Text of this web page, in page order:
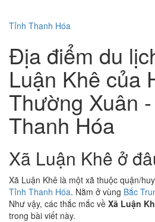
Tỉnh Thanh Hóa
Địa điểm du
Luận Khê của
Thường Xuân
Thanh Hóa
Xã Luận Khê ở
Xã Luận Khê là một xã thuộc quận/
Tỉnh Thanh Hóa. Nằm ở vùng Bắc
Như vậy, các thắc mắc về Xã Luận
trong bài viết này.